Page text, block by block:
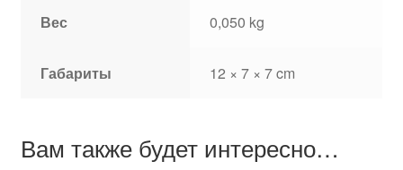
Вес 0,050 kg
Габариты 12 × 7 × 7 cm
Вам также будет интересно…